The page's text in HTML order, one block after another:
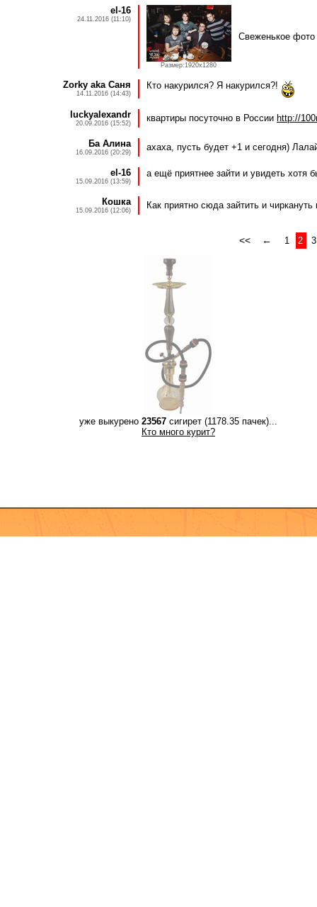
el-16
24.11.2016 (11:10)
Размер:1920x1280
Свеженькое фото
Zorky aka Саня
14.11.2016 (14:43)
Кто накурился? Я накурился?!
luckyalexandr
20.09.2016 (15:52) квартиры посуточно в России http://
Ба Алина
16.09.2016 (20:29) ахаха, пусть будет +1 и сегодня)
el-16
15.09.2016 (13:59)
а ещё приятнее зайти и увидеть хотя
Кошка
15.09.2016 (12:06) Как приятно сюда зайтить и
<< ← 1 2 3
уже выкурено 23567 сигирет (1178.35 пачек)...
Кто много курит?